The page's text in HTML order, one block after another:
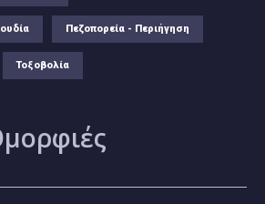
Πεζοπορεία - Περιήγηση
Τοξοβολία